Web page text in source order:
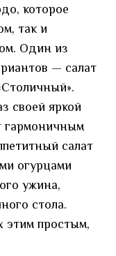
которое
так и
Один из
— салат
своей яркой
гармоничным
салат
огурцами
ужина,
стола.
этим простым,